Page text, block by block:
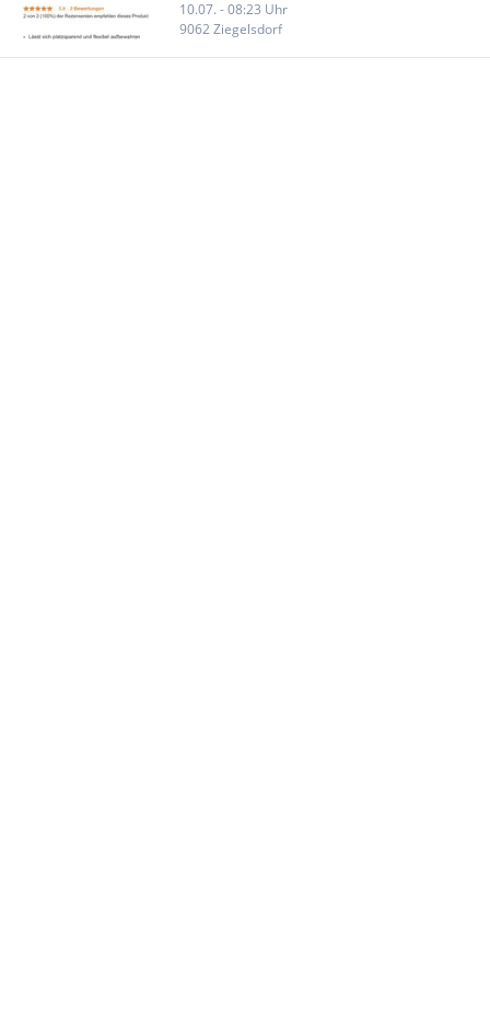
10.07. - 08:23 Uhr
9062 Ziegelsdorf